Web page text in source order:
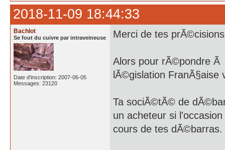
2018-11-09 18:44:33
Bachlot
Se fout du cuivre par intraveineuse
Date d'inscription: 2007-06-05
Messages: 23120
Merci de tes
Alors pour rÃ©pondre
lÃ©gislation FranÃ§aise
Ta sociÃ©tÃ© de
un acheteur si
cours de tes dÃ©barras.